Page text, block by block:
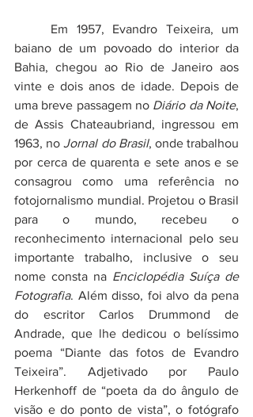
baiano de um povoado do interior da
Bahia, chegou ao Rio de Janeiro aos
vinte e dois anos de idade. Depois de
uma breve passagem no Diário da Noite,
de Assis Chateaubriand, ingressou em
1963, no Jornal do Brasil, onde trabalhou
por cerca de quarenta e sete anos e se
consagrou como uma referência no
fotojornalismo mundial. Projetou o Brasil
para o mundo, recebeu o
reconhecimento internacional pelo seu
importante trabalho, inclusive o seu
nome consta na Enciclopédia Suíça de
Fotografia. Além disso, foi alvo da pena
do escritor Carlos Drummond de
Andrade, que lhe dedicou o belíssimo
poema “Diante das fotos de Evandro
Teixeira”. Adjetivado por Paulo
Herkenhoff de “poeta da do ângulo de
visão e do ponto de vista”, o fotógrafo